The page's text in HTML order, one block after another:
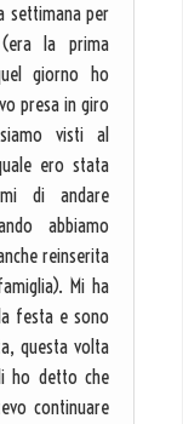
settimana per
la prima
giorno ho
presa in giro
visti al
ero stata
di andare
abbiamo
reinserita
Mi ha
festa e sono
questa volta
ho detto che
continuare